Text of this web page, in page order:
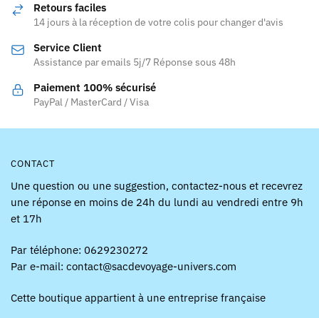
peuvent
choisies
sur
la
page
être
sur
Retours faciles
14 jours à la réception de votre colis pour changer d'avis
Service Client
Assistance par emails 5j/7 Réponse sous 48h
Paiement 100% sécurisé
PayPal / MasterCard / Visa
CONTACT
Une question ou une suggestion, contactez-nous et recevrez
une réponse en moins de 24h du lundi au vendredi entre 9h
et 17h
Par téléphone: 0629230272
Par e-mail: contact@sacdevoyage-univers.com
Cette boutique appartient à une entreprise française